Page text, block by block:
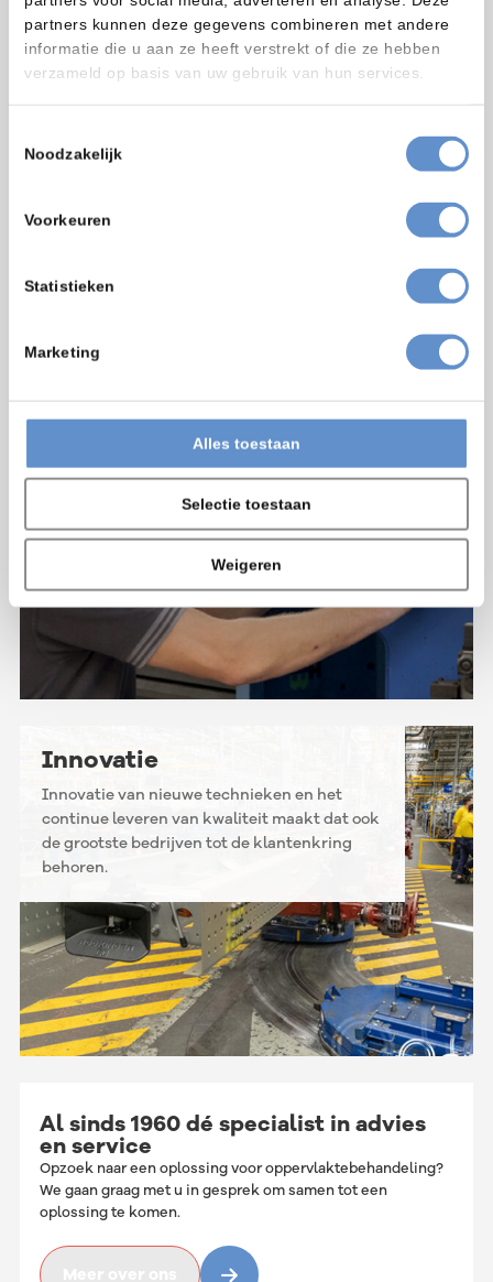
partners kunnen deze gegevens combineren met andere
informatie die u aan ze heeft verstrekt of die ze hebben
verzameld op basis van uw gebruik van hun services.
Noodzakelijk
Voorkeuren
Statistieken
Marketing
Alles toestaan
Selectie toestaan
Weigeren
Advies
Een goed advies met de bijbehorende
onderbouwing is steeds het uitgangspunt
Service
Een team van ervaren, goed getrainde,
vakkundige monteurs staat voor u klaar.
Innovatie
Innovatie van nieuwe technieken en het
continue leveren van kwaliteit maakt dat ook
de grootste bedrijven tot de klantenkring
behoren.
Al sinds 1960 dé specialist in advies
en service
Opzoek naar een oplossing voor oppervlaktebehandeling?
We gaan graag met u in gesprek om samen tot een
oplossing te komen.